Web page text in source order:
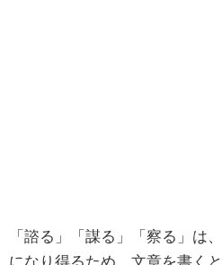
「諮る」「謀る」「察る」は
になり得るため、文章を書く